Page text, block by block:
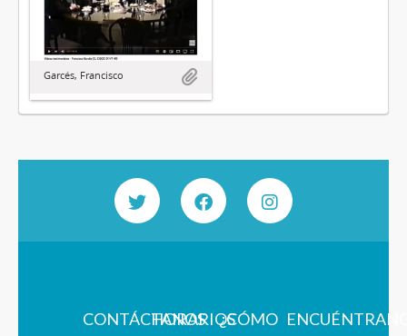
Garcés, Francisco
CONTÁCTANOS
HORARIOS¿CÓMO